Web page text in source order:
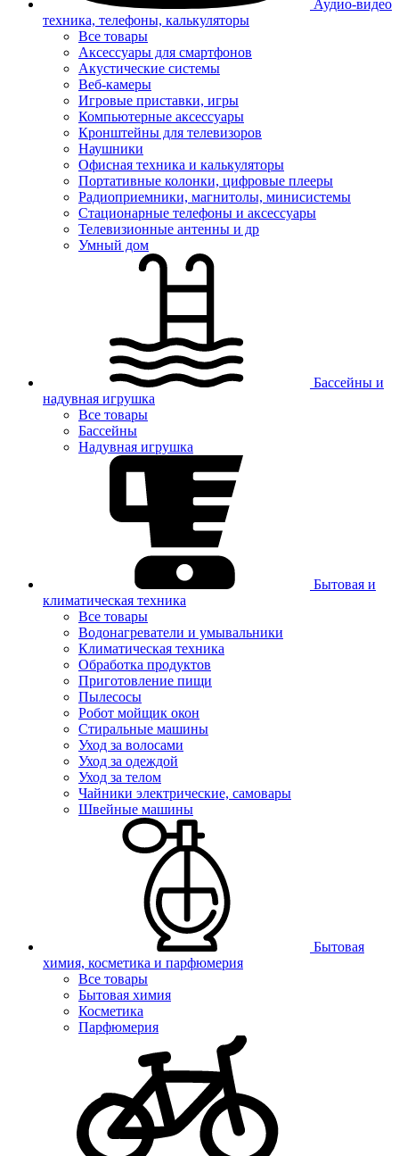
Аудио-видео
техника, телефоны, калькуляторы
Все товары
Аксессуары для смартфонов
Акустические системы
Веб-камеры
Игровые приставки, игры
Компьютерные аксессуары
Кронштейны для телевизоров
Наушники
Офисная техника и калькуляторы
Портативные колонки, цифровые плееры
Радиоприемники, магнитолы, минисистемы
Стационарные телефоны и аксессуары
Телевизионные антенны и др
Умный дом
Бассейны и
надувная игрушка
Все товары
Бассейны
Надувная игрушка
Бытовая и
климатическая техника
Все товары
Водонагреватели и умывальники
Климатическая техника
Обработка продуктов
Приготовление пищи
Пылесосы
Робот мойщик окон
Стиральные машины
Уход за волосами
Уход за одеждой
Уход за телом
Чайники электрические, самовары
Швейные машины
Бытовая
химия, косметика и парфюмерия
Все товары
Бытовая химия
Косметика
Парфюмерия